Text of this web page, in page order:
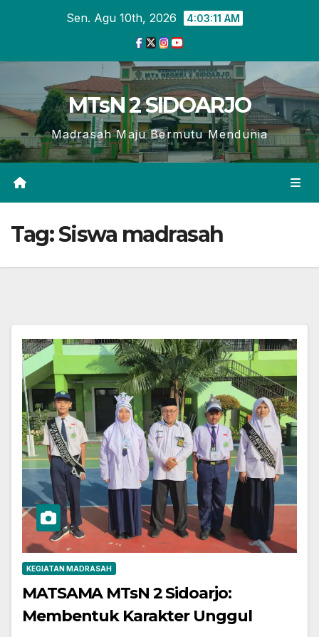
Sen. Agu 10th, 2026 4:03:12 AM
MTsN 2 SIDOARJO
Madrasah Maju Bermutu Mendunia
Tag:Siswa madrasah
KEGIATAN MADRASAH
MATSAMA MTsN 2 Sidoarjo:
Membentuk Karakter Unggul